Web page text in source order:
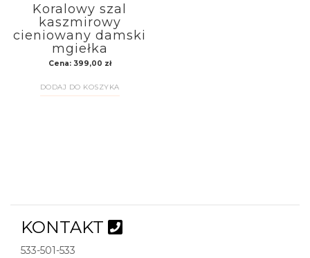
Koralowy szal
kaszmirowy
cieniowany damski
mgiełka
Cena: 399,00 zł
DODAJ DO KOSZYKA
KONTAKT
533-501-533